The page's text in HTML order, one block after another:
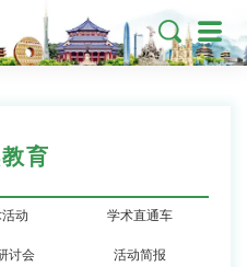

育
动 学术直通车
讨会 活动简报